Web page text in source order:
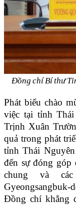
Đồng chí Bí thư
Phát biểu chào
việc tại tỉnh
Trịnh Xuân
quả trong phát
tỉnh Thái
đến sự đóng góp
chung và
Gyeongsangbuk-
Đồng chí khẳng